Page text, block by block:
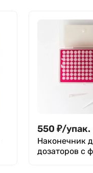
550 ₽/упак.
Наконечник
дозаторов с